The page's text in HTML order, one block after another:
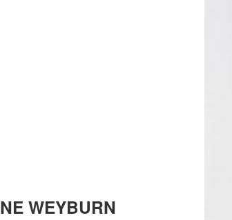
WEYBURN